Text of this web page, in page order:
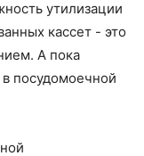
утилизации
кассет - это
А пока
посудомоечной